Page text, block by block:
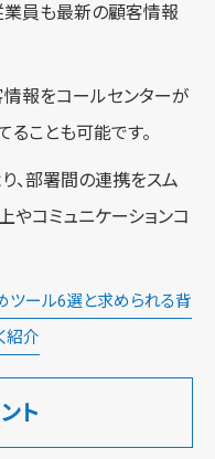
業員も最新の顧客情報
情報をコールセンターが
ることも可能です。
、部署間の連携をスム
やコミュニケーションコ
ツール6選と求められる背
紹介
ト